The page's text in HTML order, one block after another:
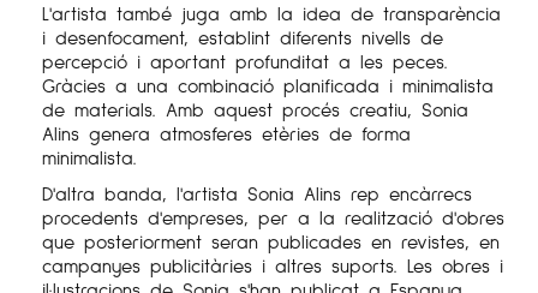
L'artista també juga amb la idea de transparència
i desenfocament, establint diferents nivells de
percepció i aportant profunditat a les peces.
Gràcies a una combinació planificada i minimalista
de materials. Amb aquest procés creatiu, Sonia
Alins genera atmosferes etèries de forma
minimalista.
D'altra banda, l'artista Sonia Alins rep encàrrecs
procedents d'empreses, per a la realització d'obres
que posteriorment seran publicades en revistes, en
campanyes publicitàries i altres suports. Les obres i